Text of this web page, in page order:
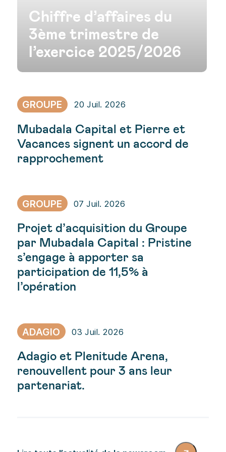
GROUPE 23 Juil. 2026
Chiffre d’affaires du
3ème trimestre de
l’exercice 2025/2026
GROUPE 20 Juil. 2026
Mubadala Capital et Pierre et
Vacances signent un accord de
GROUPE 07 Juil. 2026
Projet d’acquisition du Groupe
par Mubadala Capital : Pristine
s’engage à apporter sa
participation de 11,5% à
ADAGIO 03 Juil. 2026
Adagio et Plenitude Arena,
renouvellent pour 3 ans leur